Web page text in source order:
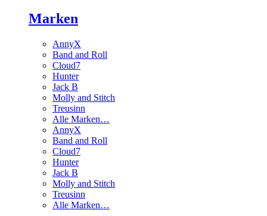
Marken
AnnyX
Band and Roll
Cloud7
Hunter
Jack B
Molly and Stitch
Treusinn
Alle Marken…
AnnyX
Band and Roll
Cloud7
Hunter
Jack B
Molly and Stitch
Treusinn
Alle Marken…